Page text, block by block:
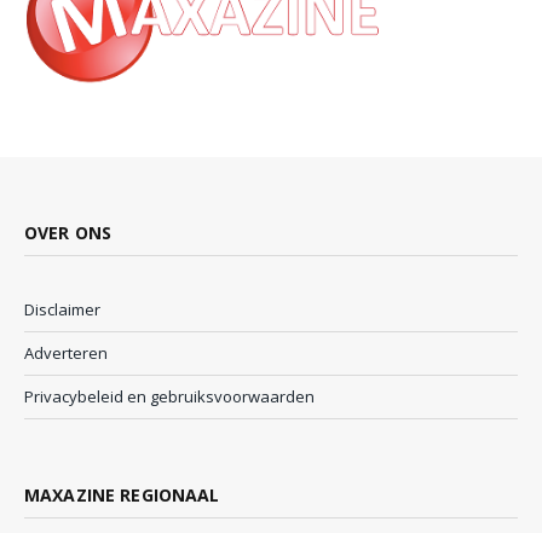
OVER ONS
Disclaimer
Adverteren
Privacybeleid en gebruiksvoorwaarden
MAXAZINE REGIONAAL